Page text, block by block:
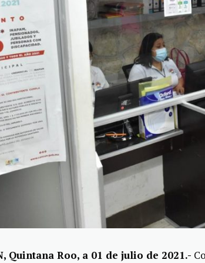
Quintana Roo, a 01 de julio de 2021.-